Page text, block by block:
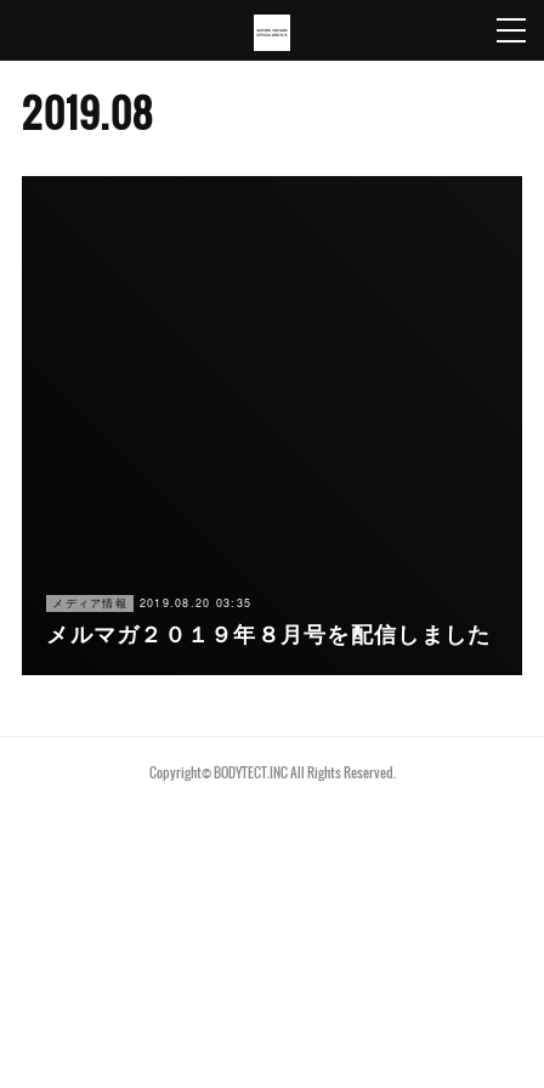
2019.08
メディア情報 2019.08.20 03:35
メルマガ２０１９年８月号を配信しました
Copyright©︎ BODYTECT.INC All Rights Reserved.